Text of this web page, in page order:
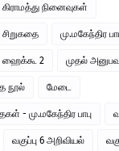
கிராமத்து நினைவுகள்
சிறுகதை மு.மகேந்திர
- ஹைக்கூ 2 முதல்
நூல் மேடை
- மு.மகேந்திர பாபு
வகுப்பு 6 அறிவியல்